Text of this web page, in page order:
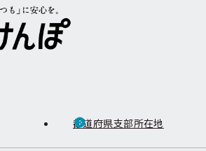
都道府県支部所在地